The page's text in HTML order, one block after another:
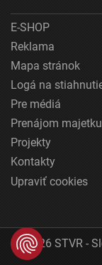
E-SHOP
Reklama
Mapa stránok
Logá na
Pre médiá
Prenájom majetku
Projekty
Kontakty
Upraviť cookies
© 2026 STVR -